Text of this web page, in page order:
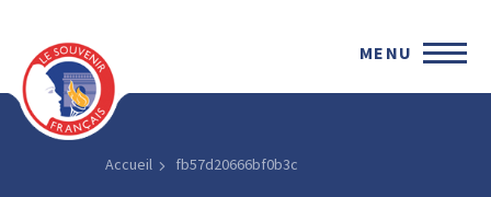
MENU
Accueil fb57d20666bf0b3c